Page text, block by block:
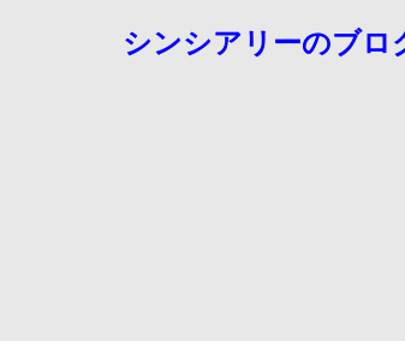
シンシアリーのブロ